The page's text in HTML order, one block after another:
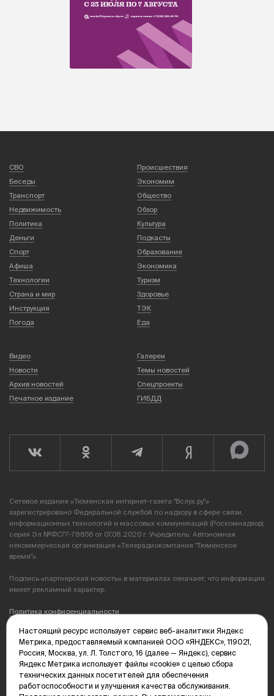
СВО
Происшествия
Беседы
Экономим
Транспорт
Общество
Недвижимость
Обзор
Политика
Культура
Деньги
Подкасты
Спорт
Образование
Афиша
Экономика
Технологии
Туризм
Страна и мир
Здоровье
Инструкция
ТЭК
Погода
Еда
Видео
Галереи
Новости
Темы новостей
Архив новостей
Спецпроекты
Печатное издание
ГИБДД
Сетевое издание «Тюменская интернет-газета "Вслух.ру"»
зарегистрировано Федеральной службой по надзору в сфере связи,
информационных технологий и массовых коммуникаций (Роскомнадзор),
серия Эл №ФС77-78856 от 07.08.2020 г. Учредитель: Автономная
некоммерческая организация «Телерадиокомпания "Тюменское
время"».
Подпись «партнерская новость» в материалах означает, что информация
имеет рекламный характер.
Политика конфиденциальности
Редакция: 625035, Тюмень, пр. Геологоразведчиков, 28А
(3452) 68-89-05
edit@vsluh.ru
Главный редактор: Панкина Т.Ю.
kika@vsluh.ru
Настоящий ресурс использует сервис веб-аналитики Яндекс
Метрика, предоставляемый компанией ООО «ЯНДЕКС», 119021,
Россия, Москва, ул. Л. Толстого, 16 (далее — Яндекс), сервис
Яндекс Метрика использует файлы «cookie» с целью сбора
технических данных посетителей для обеспечения
работоспособности и улучшения качества обслуживания.